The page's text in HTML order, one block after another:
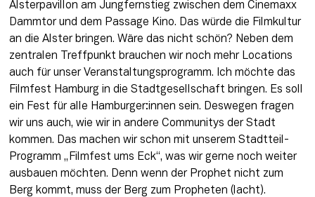
Alsterpavillon am Jungfernstieg zwischen dem Cinemaxx
Dammtor und dem Passage Kino. Das würde die Filmkultur
an die Alster bringen. Wäre das nicht schön? Neben dem
zentralen Treffpunkt brauchen wir noch mehr Locations
auch für unser Veranstaltungsprogramm. Ich möchte das
Filmfest Hamburg in die Stadtgesellschaft bringen. Es soll
ein Fest für alle Hamburger:innen sein. Deswegen fragen
wir uns auch, wie wir in andere Communitys der Stadt
kommen. Das machen wir schon mit unserem Stadtteil-
Programm „Filmfest ums Eck“, was wir gerne noch weiter
ausbauen möchten. Denn wenn der Prophet nicht zum
Berg kommt, muss der Berg zum Propheten (lacht).